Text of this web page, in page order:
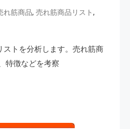
れ筋商品, 売れ筋商品リスト,
トを分析します。売れ筋商
特徴などを考察